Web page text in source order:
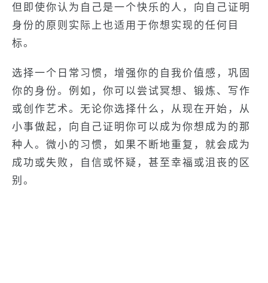
但即使你认为自己是一个快乐的人，向自己证明
身份的原则实际上也适用于你想实现的任何目
标。
选择一个日常习惯，增强你的自我价值感，巩固
你的身份。例如，你可以尝试冥想、锻炼、写作
或创作艺术。无论你选择什么，从现在开始，从
小事做起，向自己证明你可以成为你想成为的那
种人。微小的习惯，如果不断地重复，就会成为
成功或失败，自信或怀疑，甚至幸福或沮丧的区
别。